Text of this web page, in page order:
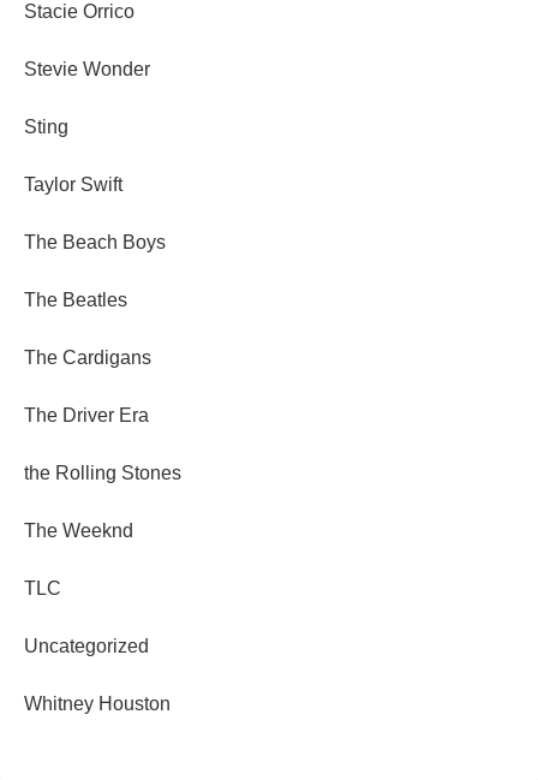
Stacie Orrico
Stevie Wonder
Sting
Taylor Swift
The Beach Boys
The Beatles
The Cardigans
The Driver Era
the Rolling Stones
The Weeknd
TLC
Uncategorized
Whitney Houston